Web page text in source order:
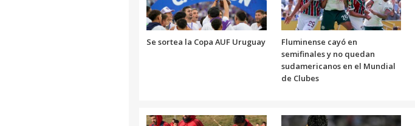
Se sortea la Copa AUF Uruguay
Fluminense cayó en
semifinales y no quedan
sudamericanos en el Mundial
de Clubes